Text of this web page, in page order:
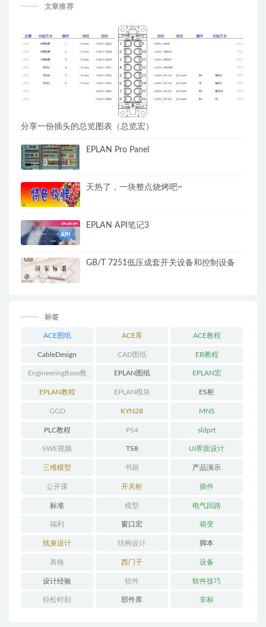
文章推荐
分享一份插头的总览图表（总览宏）
EPLAN Pro Panel
天热了，一块整点烧烤吧~
EPLAN API笔记3
GB/T 7251低压成套开关设备和控制设备
标签
ACE图纸 ACE库 ACE教程
CableDesign CAD图纸 EB教程
EngineeringBase教
程
EPLAN图纸 EPLAN宏
EPLAN教程 EPLAN模块 ES柜
GGD KYN28 MNS
PLC教程 PS4 sldprt
SWE视频 TS8 UI界面设计
三维模型 书籍 产品演示
公开课 开关柜 插件
标准 模型 电气回路
福利 窗口宏 箱变
线束设计 结构设计 脚本
表格 西门子 设备
设计经验 软件 软件技巧
轻松时刻 部件库 非标